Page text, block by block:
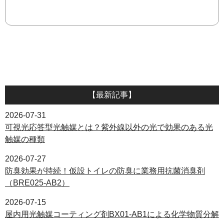
【最新記事】
2026-07-31
可視光応答型光触媒とは？紫外線以外の光で効果のある光
触媒の種類
2026-07-27
防臭効果が持続！仮設トイレの防臭に業務用抗菌消臭剤
（BRE025-AB2）
2026-07-15
屋内用光触媒コーティング剤BX01-AB1による化学物質分解